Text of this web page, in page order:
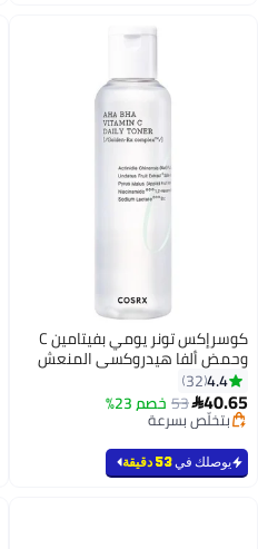
كوسرإكس تونر يومي بفيتامين C
وحمض ألفا هيدروكسي المنعش
150ملليلتر4.4
32
40.65
53 خصم 23%
بتخلّص بسرعة
تم بيع +50 مؤخرًا
بتخلّص بسرعة
يوصلك في53 دقيقة